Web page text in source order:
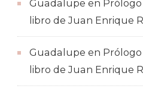
Guadalupe en Prólogo
libro de Juan Enrique
Guadalupe en Prólogo
libro de Juan Enrique